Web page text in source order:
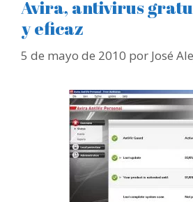
Avira, antivirus
y eficaz
5 de mayo de 2010 por José